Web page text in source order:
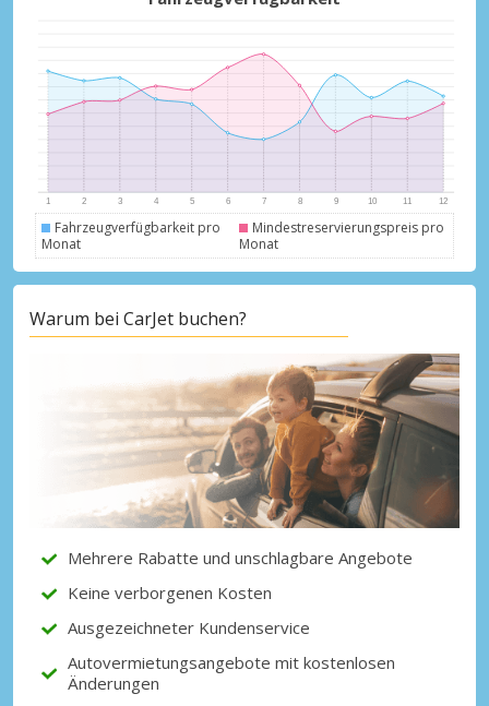
Fahrzeugverfügbarkeit pro
Monat
Mindestreservierungspreis pro
Monat
Warum bei CarJet buchen?
Mehrere Rabatte und unschlagbare Angebote
Keine verborgenen Kosten
Ausgezeichneter Kundenservice
Autovermietungsangebote mit kostenlosen
Änderungen
Top-Ersparnisses
Erhalten Sie Zugang zu exklusiven
Partnerangeboten
Mit eLink anmelden